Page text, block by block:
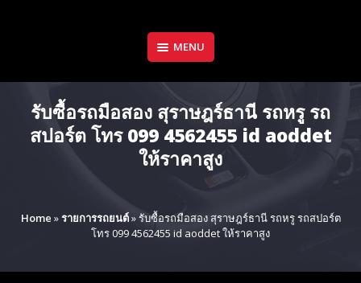
MENU
รับซื้อรถมือสอง สุราษฎร์ธานี รถหรู รถ
สปอร์ต โทร 099 4562455 id aoddet
ให้ราคาสูง
Home »รายการรถยนต์»รับซื้อรถมือสอง สุราษฎร์ธานี รถหรู รถสปอร์ต
โทร 099 4562455 id aoddet ให้ราคาสูง